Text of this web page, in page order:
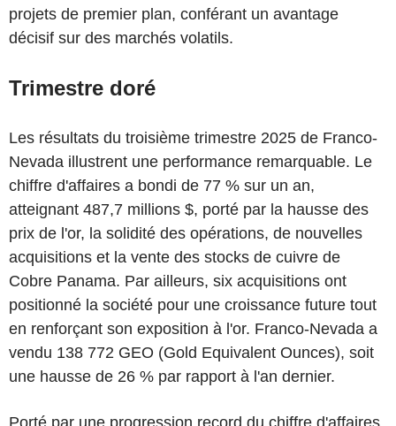
projets de premier plan, conférant un avantage
décisif sur des marchés volatils.
Trimestre doré
Les résultats du troisième trimestre 2025 de Franco-
Nevada illustrent une performance remarquable. Le
chiffre d'affaires a bondi de 77 % sur un an,
atteignant 487,7 millions $, porté par la hausse des
prix de l'or, la solidité des opérations, de nouvelles
acquisitions et la vente des stocks de cuivre de
Cobre Panama. Par ailleurs, six acquisitions ont
positionné la société pour une croissance future tout
en renforçant son exposition à l'or. Franco-Nevada a
vendu 138 772 GEO (Gold Equivalent Ounces), soit
une hausse de 26 % par rapport à l'an dernier.
Porté par une progression record du chiffre d'affaires,